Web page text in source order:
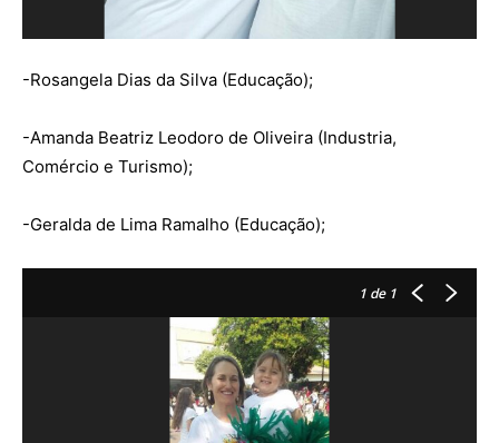
-Rosangela Dias da Silva (Educação);
-Amanda Beatriz Leodoro de Oliveira (Industria,
Comércio e Turismo);
-Geralda de Lima Ramalho (Educação);
1 de 1